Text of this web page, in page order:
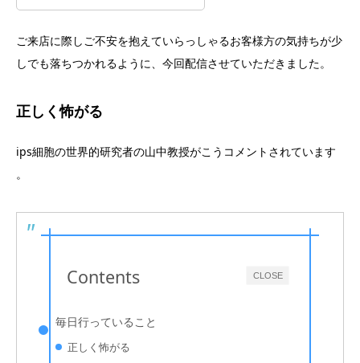
ご来店に際しご不安を抱えていらっしゃるお客様方の気持ちが少
しでも落ちつかれるように、今回配信させていただきました。
正しく怖がる
ips細胞の世界的研究者の山中教授がこうコメントされています
。
CLOSE
Contents
毎日行っていること
正しく怖がる